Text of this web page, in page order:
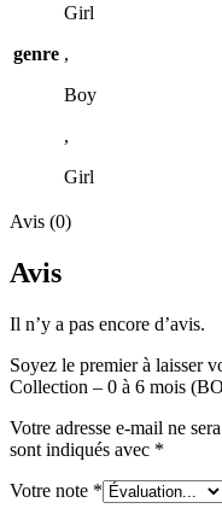
genre
Girl
,
Boy
,
Girl
Avis (0)
Avis
Il n’y a pas encore d’avis.
Soyez le premier à laisser
Collection – 0 à 6 mois
Votre adresse e-mail ne
sont indiqués avec *
Votre note *